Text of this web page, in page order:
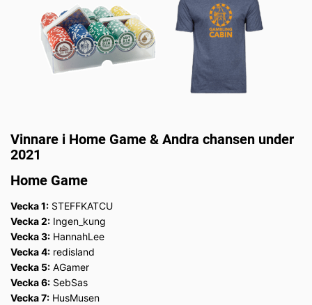
Vinnare i Home Game & Andra chansen under
2021
Home Game
Vecka 1: STEFFKATCU
Vecka 2: Ingen_kung
Vecka 3: HannahLee
Vecka 4: redisland
Vecka 5: AGamer
Vecka 6: SebSas
Vecka 7: HusMusen